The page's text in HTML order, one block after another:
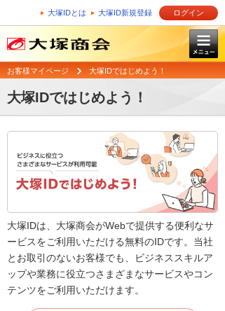
大塚IDとは 大塚ID新規登録 ログイン
お客様マイページ 大塚IDではじめよう！
大塚IDではじめよう！
大塚IDは、大塚商会がWebで提供する便利なサ
ービスをご利用いただける無料のIDです。当社
とお取引のないお客様でも、ビジネススキルア
ップや業務に役立つさまざまなサービスやコン
テンツをご利用いただけます。